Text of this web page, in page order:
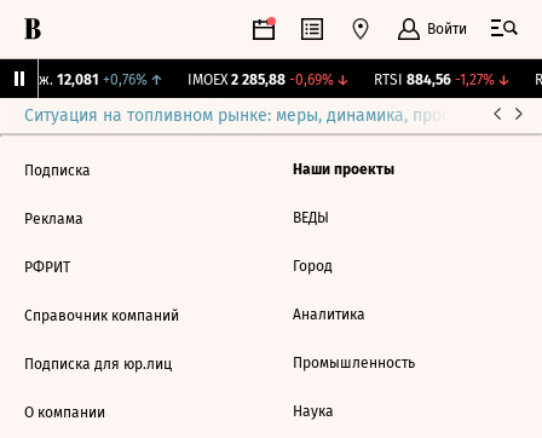
Войти
Бирж. 12,081 +0,76%↑ IMOEX 2 285,88 -0,69%↓ RTSI 884,56 -1,27%↓
Ситуация на топливном рынке: меры, динамика, прогнозы
Подписка
Реклама
РФРИТ
Справочник компаний
Подписка для юр.лиц
О компании
Наши проекты
ВЕДЫ
Город
Аналитика
Промышленность
Наука